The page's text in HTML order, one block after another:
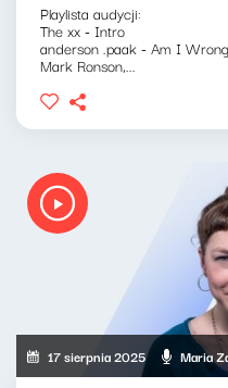
Playlista audycji:
The xx - Intro
anderson .paak - Am I
Mark Ronson,...
17 sierpnia 2025 Maria